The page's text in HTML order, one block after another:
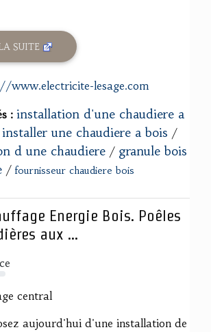
SUITE
www.electricite-lesage.com
: installation d'une chaudiere a
installer une chaudiere a bois /
d une chaudiere / granule bois
/ fournisseur chaudiere bois
Energie Bois. Poêles
aux ...
central
aujourd'hui d'une installation de